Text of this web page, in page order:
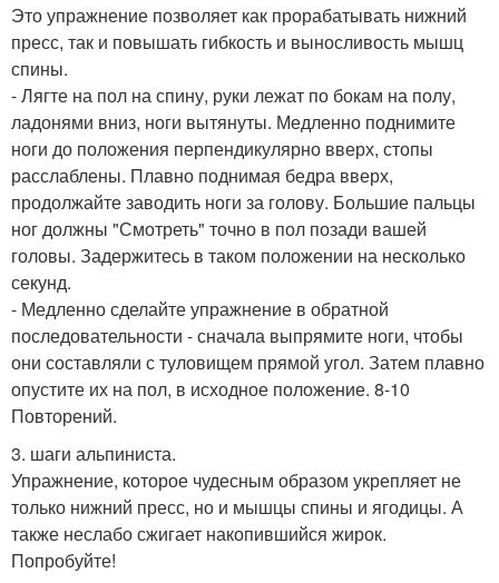
Это упражнение позволяет как прорабатывать нижний
пресс, так и повышать гибкость и выносливость мышц
спины.
- Лягте на пол на спину, руки лежат по бокам на полу,
ладонями вниз, ноги вытянуты. Медленно поднимите
ноги до положения перпендикулярно вверх, стопы
расслаблены. Плавно поднимая бедра вверх,
продолжайте заводить ноги за голову. Большие пальцы
ног должны "Смотреть" точно в пол позади вашей
головы. Задержитесь в таком положении на несколько
секунд.
- Медленно сделайте упражнение в обратной
последовательности - сначала выпрямите ноги, чтобы
они составляли с туловищем прямой угол. Затем плавно
опустите их на пол, в исходное положение. 8-10
Повторений.
3. шаги альпиниста.
Упражнение, которое чудесным образом укрепляет не
только нижний пресс, но и мышцы спины и ягодицы. А
также неслабо сжигает накопившийся жирок.
Попробуйте!